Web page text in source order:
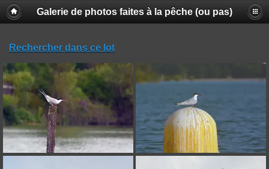
Galerie de photos faites à la pêche (ou pas)
Rechercher dans ce lot